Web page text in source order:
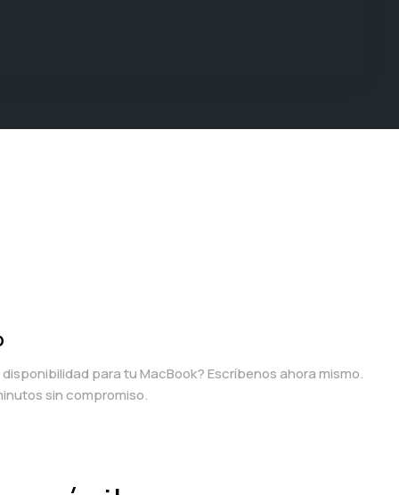
para tu MacBook? Escríbenos ahora mismo.
sin compromiso.